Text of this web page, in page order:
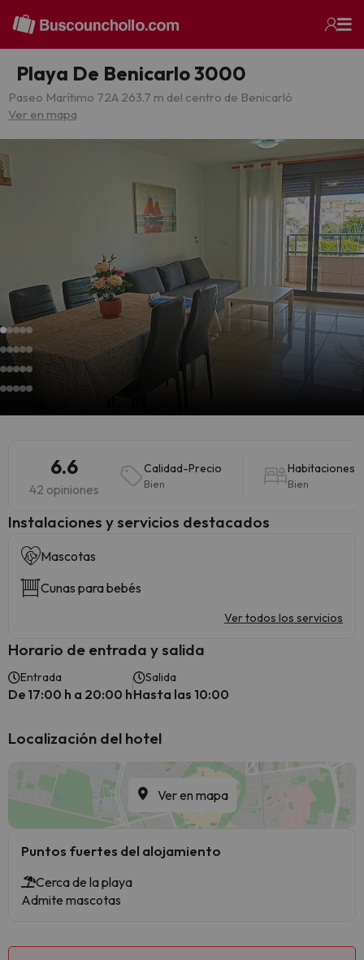
Playa De Benicarlo 3000
Paseo Marítimo 72A 263.7 m del centro de Benicarló
Ver en mapa
6.6
42 opiniones
Calidad-Precio
Bien
Habitaciones
Bien
Instalaciones y servicios destacados
Mascotas
Cunas para bebés
Ver todos los servicios
Horario de entrada y salida
Entrada
De 17:00 h a 20:00 h
Salida
Hasta las 10:00
Localización del hotel
Ver en mapa
Puntos fuertes del alojamiento
Cerca de la playa
Admite mascotas